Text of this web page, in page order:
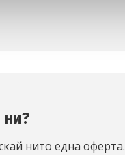
нито една оферта.